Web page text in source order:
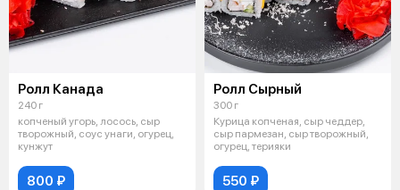
Ролл Канада
240 г
копченый угорь, лосось, сыр
творожный, соус унаги, огурец,
кунжут
800 ₽
Ролл Сырный
300 г
Курица копченая, сыр чеддер,
сыр пармезан, сыр творожный,
огурец, терияки
550 ₽